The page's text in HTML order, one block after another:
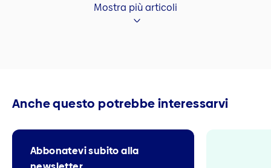
Mostra più articoli
Anche questo potrebbe interessarvi
Abbonatevi subito alla